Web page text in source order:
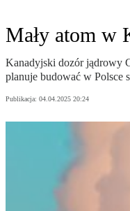
Mały atom w
Kanadyjski dozór jądrowy
planuje budować w Polsce
Publikacja: 04.04.2025 20:24